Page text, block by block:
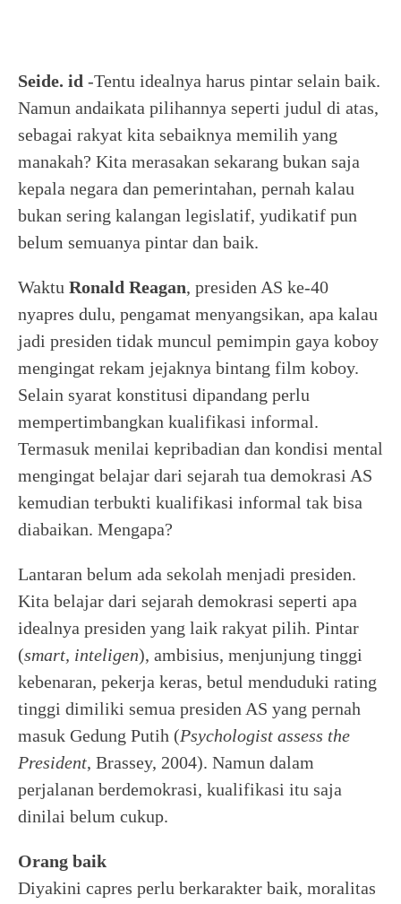
Seide. id -Tentu idealnya harus pintar selain baik.
Namun andaikata pilihannya seperti judul di atas,
sebagai rakyat kita sebaiknya memilih yang
manakah? Kita merasakan sekarang bukan saja
kepala negara dan pemerintahan, pernah kalau
bukan sering kalangan legislatif, yudikatif pun
belum semuanya pintar dan baik.
Waktu Ronald Reagan, presiden AS ke-40
nyapres dulu, pengamat menyangsikan, apa kalau
jadi presiden tidak muncul pemimpin gaya koboy
mengingat rekam jejaknya bintang film koboy.
Selain syarat konstitusi dipandang perlu
mempertimbangkan kualifikasi informal.
Termasuk menilai kepribadian dan kondisi mental
mengingat belajar dari sejarah tua demokrasi AS
kemudian terbukti kualifikasi informal tak bisa
diabaikan. Mengapa?
Lantaran belum ada sekolah menjadi presiden.
Kita belajar dari sejarah demokrasi seperti apa
idealnya presiden yang laik rakyat pilih. Pintar
(smart, inteligen), ambisius, menjunjung tinggi
kebenaran, pekerja keras, betul menduduki rating
tinggi dimiliki semua presiden AS yang pernah
masuk Gedung Putih (Psychologist assess the
President, Brassey, 2004). Namun dalam
perjalanan berdemokrasi, kualifikasi itu saja
dinilai belum cukup.
Orang baik
Diyakini capres perlu berkarakter baik, moralitas